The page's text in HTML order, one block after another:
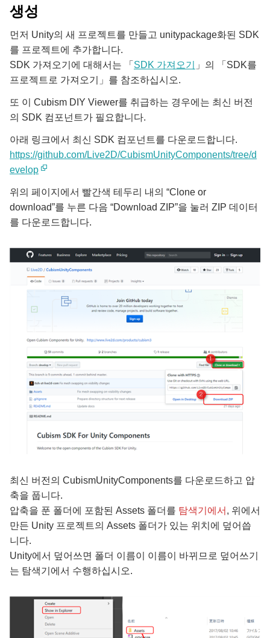
생성
먼저 Unity의 새 프로젝트를 만들고 unitypackage화된 SDK
를 프로젝트에 추가합니다.
SDK 가져오기에 대해서는 「 SDK 가져오기
」의 「SDK를
프로젝트로 가져오기」를 참조하십시오.
또 이 Cubism DIY Viewer를 취급하는 경우에는 최신 버전
의 SDK 컴포넌트가 필요합니다.
아래 링크에서 최신 SDK 컴포넌트를 다운로드합니다.
https://github.com/Live2D/CubismUnityComponents/tree/d
evelop
위의 페이지에서 빨간색 테두리 내의 “Clone or
download”를 누른 다음 “Download ZIP”을 눌러 ZIP 데이터
를 다운로드합니다.
최신 버전의 CubismUnityComponents를 다운로드하고 압
축을 풉니다.
압축을 푼 폴더에 포함된 Assets 폴더를 탐색기에서 , 위에서
만든 Unity 프로젝트의 Assets 폴더가 있는 위치에 덮어씁
니다.
Unity에서 덮어쓰면 폴더 이름이 이름이 바뀌므로 덮어쓰기
는 탐색기에서 수행하십시오.